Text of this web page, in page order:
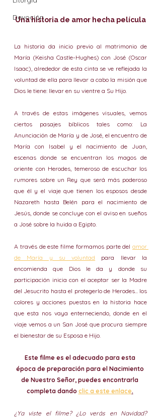
Devoción
Una historia de amor hecha película
La historia da inicio previo al matrimonio de
María (Keisha Castle-Hughes) con José (Oscar
Isaac), alrededor de esta cinta se ve reflejada la
voluntad de ella para llevar a cabo la misión que
Dios le tiene: llevar en su vientre a Su Hijo.
A través de estas imágenes visuales, vemos
ciertos pasajes bíblicos tales como: La
Anunciación de María y de José, el encuentro de
María con Isabel y el nacimiento de Juan,
escenas donde se encuentran los magos de
oriente con Herodes, temeroso de escuchar los
rumores sobre un Rey que será más poderoso
que él y el viaje que tienen los esposos desde
Nazareth hasta Belén para el nacimiento de
Jesús, donde se concluye con el aviso en sueños
a José sobre la huida a Egipto.
A través de este filme formamos parte del amor
de María y su voluntad para llevar la
encomienda que Dios le da y donde su
participación inicia con el aceptar ser la Madre
del Jesucrito hasta el protegerlo de Herodes... los
colores y acciones puestas en la historia hace
que esta nos vaya enterneciendo, donde en el
viaje vemos a un San José que procura siempre
el bienestar de su Esposa e Hijo.
Este filme es el adecuado para esta
época de preparación para el Nacimiento
de Nuestro Señor, puedes encontrarla
completa dando clic a este enlace.
¿Ya viste el filme? ¿Lo verás en Navidad?